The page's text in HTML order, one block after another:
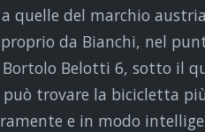
quelle del marchio
da Bianchi, nel
Belotti 6, sotto il
può trovare la bicicletta
e in modo